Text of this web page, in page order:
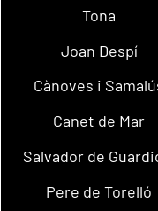
Tona
Joan Despí
Cànoves i
Canet de Mar
Salvador de
Pere de Torelló